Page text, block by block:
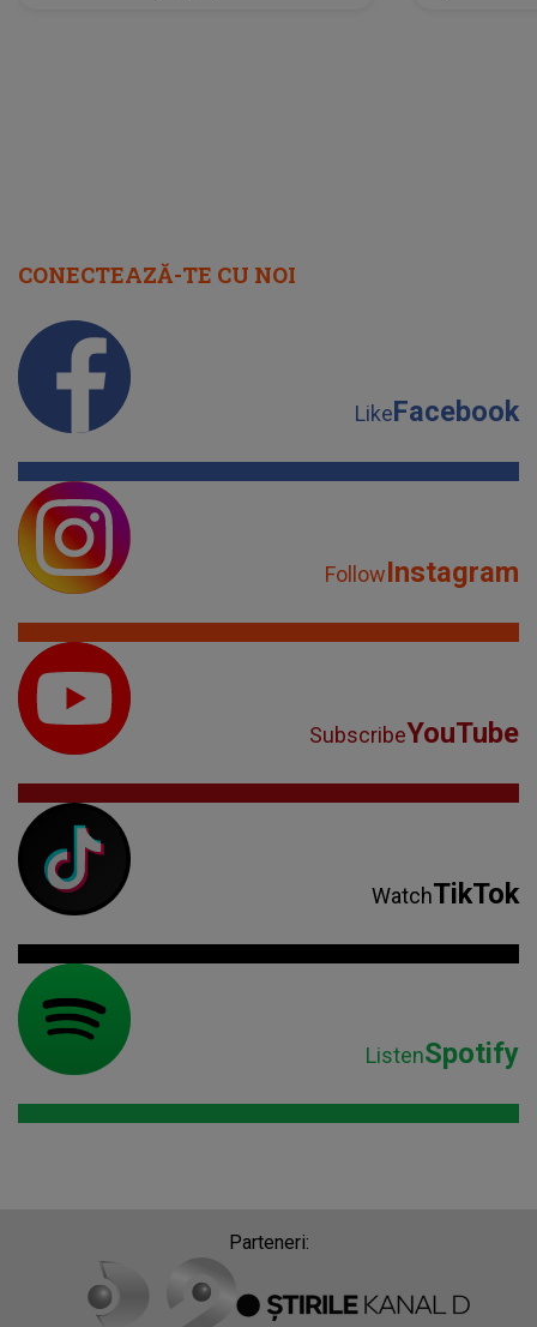
CONECTEAZĂ-TE CU NOI
LikeFacebook
FollowInstagram
SubscribeYouTube
WatchTikTok
ListenSpotify
Parteneri: